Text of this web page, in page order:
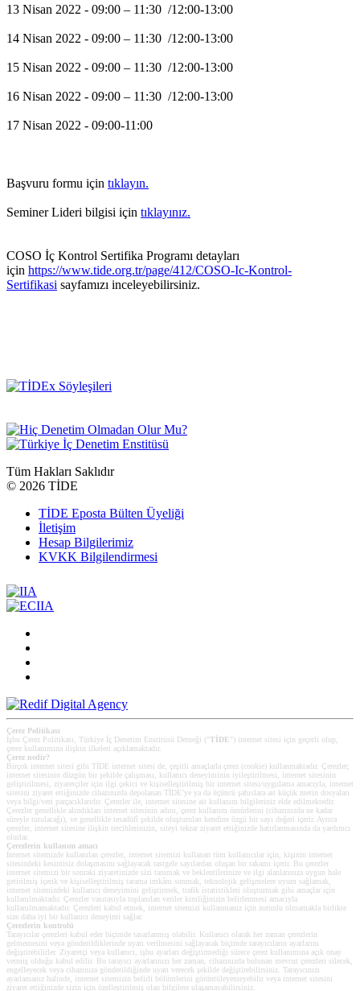
13 Nisan 2022 - 09:00 – 11:30 /12:00-13:00
14 Nisan 2022 - 09:00 – 11:30 /12:00-13:00
15 Nisan 2022 - 09:00 – 11:30 /12:00-13:00
16 Nisan 2022 - 09:00 – 11:30 /12:00-13:00
17 Nisan 2022 - 09:00-11:00
Başvuru formu için tıklayın.
Seminer Lideri bilgisi için tıklayınız.
COSO İç Kontrol Sertifika Programı detayları
için https://www.tide.org.tr/page/412/COSO-Ic-Kontrol-
Sertifikasi sayfamızı inceleyebilirsiniz.
Tüm Hakları Saklıdır
© 2026 TİDE
TİDE Eposta Bülten Üyeliği
İletişim
Hesap Bilgilerimiz
KVKK Bilgilendirmesi
Çerez Politikası
İşbu Çerez Politikası, Türkiye İç Denetim Enstitüsü Derneği (" TİDE ") internet sitesi için geçerli olup,
çerez kullanımına ilişkin ilkeleri açıklamaktadır.
Çerez nedir?
Birçok internet sitesi gibi TİDE internet sitesi de, çeşitli amaçlarla çerez (cookie) kullanmaktadır. Çerezler;
internet sitesinin düzgün bir şekilde çalışması, kullanıcı deneyiminin iyileştirilmesi, internet sitesinin
geliştirilmesi, ziyaretçiler için ilgi çekici ve kişiselleştirilmiş bir internet sitesi/uygulama amacıyla, internet
sitesini ziyaret ettiğinizde cihazınızda depolanan TİDE’ye ya da üçüncü şahıslara ait küçük metin dosyaları
veya bilgi/veri parçacıklarıdır. Çerezler ile, internet sitesine ait kullanım bilgileriniz elde edilmektedir.
Çerezler genellikle alındıkları internet sitesinin adını, çerez kullanım ömürlerini (cihazınızda ne kadar
süreyle tutulacağı), ve genellikle tesadüfî şekilde oluşturulan kendine özgü bir sayı değeri içerir. Ayrıca
çerezler, internet sitesine ilişkin tercihlerinizin, siteyi tekrar ziyaret ettiğinizde hatırlanmasında da yardımcı
olurlar.
Çerezlerin kullanım amacı
Internet sitemizde kullanılan çerezler, internet sitemizi kullanan tüm kullanıcılar için, kişinin internet
sitesindeki kesintisiz dolaşmasını sağlayacak rastgele sayılardan oluşan bir rakamı içerir. Bu çerezler
internet sitemizi bir sonraki ziyaretinizde sizi tanımak ve beklentilerinize ve ilgi alanlarınıza uygun hale
getirilmiş içerik ve kişiselleştirilmiş tarama imkânı sunmak, teknolojik gelişmelere uyum sağlamak,
internet sitemizdeki kullanıcı deneyimini geliştirmek, trafik istatistikleri oluşturmak gibi amaçlar için
kullanılmaktadır. Çerezler vasıtasıyla toplanılan veriler kimliğinizin belirlenmesi amacıyla
kullanılmamaktadır. Çerezleri kabul etmek, internet sitemizi kullanmanız için zorunlu olmamakla birlikte
size daha iyi bir kullanıcı deneyimi sağlar.
Çerezlerin kontrolü
Tarayıcılar çerezleri kabul eder biçimde tasarlanmış olabilir. Kullanıcı olarak her zaman çerezlerin
gelmemesini veya gönderildiklerinde uyarı verilmesini sağlayacak biçimde tarayıcıların ayarlarını
değiştirebilirler. Ziyaretçi veya kullanıcı, işbu ayarları değiştirmediği sürece çerez kullanımına açık onay
vermiş olduğu kabul edilir. Bu tarayıcı ayarlarınızı her zaman, cihazınızda bulunan mevcut çerezleri silecek,
engelleyecek veya cihazınıza gönderildiğinde uyarı verecek şekilde değiştirebilirsiniz. Tarayıcınızı
ayarlamanız halinde, internet sitemizin belirli bölümlerini görüntüleyemeyebilir veya internet sitesini
ziyaret ettiğinizde sizin için özelleştirilmiş olan bilgilere ulaşamayabilirsiniz.